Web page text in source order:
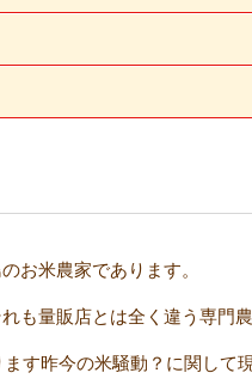
お米農家であります。
も量販店とは全く違う専門
す昨今の米騒動？に関し